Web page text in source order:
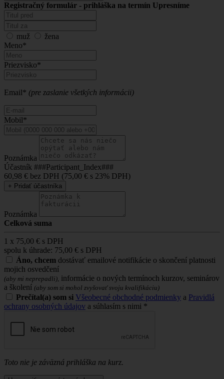
Registračný formulár - prihláška na termín Upresníme
muž
žena
Meno*
Priezvisko*
Email* (pre zaslanie všetkých informácii)
Mobil*
Poznámka
Účastník ###Participant_Index###
60,98 € bez DPH (75,00 € s 23% DPH)
+ Pridať účastníka
Poznámka
Celková suma
1 x 75,00 € s DPH
spolu k úhrade: 75,00 € s DPH
Áno, chcem dostávať emailové notifikácie o skončení platnosti
mojich osvedčení
(aby mi neprepadli), informácie o nových termínoch kurzov, seminárov
a školení (aby som si mohol zvyšovať svoju kvalifikáciu)
Prečítal(a) som si Všeobecné obchodné podmienky a Pravidlá
ochrany osobných údajov a súhlasím s nimi *
Toto nie je záväzná prihláška na kurz.